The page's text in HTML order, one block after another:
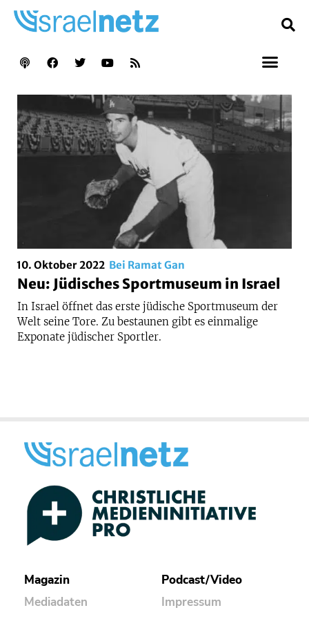
10. Oktober 2022 Bei Ramat Gan
Neu: Jüdisches Sportmuseum in Israel
In Israel öffnet das erste jüdische Sportmuseum der
Welt seine Tore. Zu bestaunen gibt es einmalige
Exponate jüdischer Sportler.
Magazin
Mediadaten
Podcast/Video
Impressum